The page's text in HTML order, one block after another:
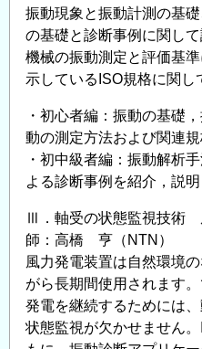
振動現象と振動計測の基
の基礎と診断事例に関し
機械の振動測定と評価基
示しているISO規格に関し
・初心者編：振動の基礎
動の測定方法および関連
・初中級者編：振動解析
よる診断事例を紹介，説明
Ⅲ．軸受の状態監視技
師：高橋 亨（NTN）
風力発電装置は自然環境
がら長期間使用されます
発電を継続するためには
状態監視が欠かせません